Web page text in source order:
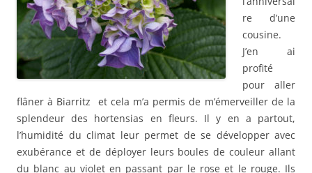
re d’une
cousine.
J’en ai
profité
pour aller
flâner à Biarritz et cela m’a permis de m’émerveiller de la
splendeur des hortensias en fleurs. Il y en a partout,
l’humidité du climat leur permet de se développer avec
exubérance et de déployer leurs boules de couleur allant
du blanc au violet en passant par le rose et le rouge. Ils